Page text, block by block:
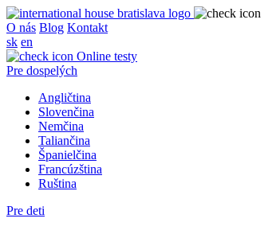
O nás Blog Kontakt
sk en
Online testy
Pre dospelých
Angličtina
Slovenčina
Nemčina
Taliančina
Španielčina
Francúzština
Ruština
Pre deti